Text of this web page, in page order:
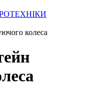
колеса